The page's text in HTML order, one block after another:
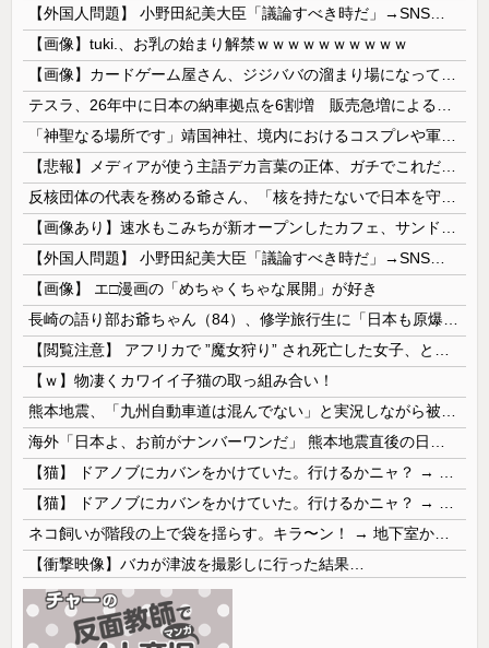
【画像】tuki.、お乳の始まり解禁ｗｗｗｗｗｗｗｗｗｗ
【画像】 エ□漫画の「めちゃくちゃな展開」が好き
【ｗ】物凄くカワイイ子猫の取っ組み合い！
【衝撃映像】バカが津波を撮影しに行った結果…